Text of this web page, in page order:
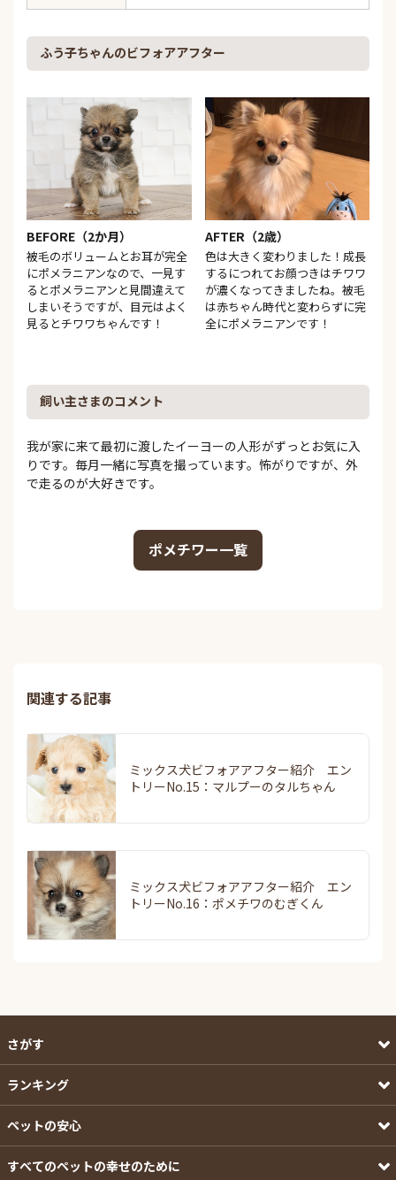
ふう子ちゃんのビフォアアフター
BEFORE（2か月）
被毛のボリュームとお耳が完全
にポメラニアンなので、一見す
るとポメラニアンと見間違えて
しまいそうですが、目元はよく
見るとチワワちゃんです！
AFTER（2歳）
色は大きく変わりました！成長
するにつれてお顔つきはチワワ
が濃くなってきましたね。被毛
は赤ちゃん時代と変わらずに完
全にポメラニアンです！
飼い主さまのコメント
我が家に来て最初に渡したイーヨーの人形がずっとお気に入
りです。毎月一緒に写真を撮っています。怖がりですが、外
で走るのが大好きです。
ポメチワー一覧
関連する記事
ミックス犬ビフォアアフター紹介 エン
トリーNo.15：マルプーのタルちゃん
ミックス犬ビフォアアフター紹介 エン
トリーNo.16：ポメチワのむぎくん
さがす
ランキング
ペットの安心
すべてのペットの幸せのために